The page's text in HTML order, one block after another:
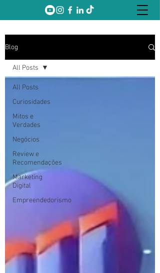
Blog
All Posts
Curiosidades
Mitos e
Verdades
Negócios
Review e
Recomendações
Marketing
Digital
Empreendedorismo
All Posts